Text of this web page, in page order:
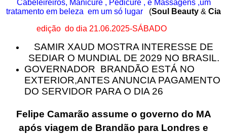
Cabeleireiros, Manicure , Pedicure , e Massagens ,um
tratamento em beleza em um só lugar (Soul Beauty & Cia
edição do dia 21.06.2025-SÁBADO
SAMIR XAUD MOSTRA INTERESSE DE
SEDIAR O MUNDIAL DE 2029 NO BRASIL.
GOVERNADOR BRANDÃO ESTÁ NO
EXTERIOR,ANTES ANUNCIA PAGAMENTO
DO SERVIDOR PARA O DIA 26
Felipe Camarão assume o governo do MA
após viagem de Brandão para Londres e